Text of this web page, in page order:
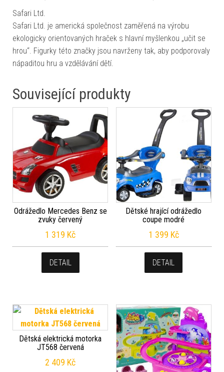
Safari Ltd.
Safari Ltd. je americká společnost zaměřená na výrobu
ekologicky orientovaných hraček s hlavní myšlenkou „učit se
hrou“. Figurky této značky jsou navrženy tak, aby podporovaly
nápaditou hru a vzdělávání dětí.
Související produkty
Odrážedlo Mercedes Benz se
zvuky červený
1 319 Kč
DETAIL
Dětské hrající odrážedlo
coupe modré
1 399 Kč
DETAIL
Dětská elektrická motorka
JT568 červená
2 409 Kč